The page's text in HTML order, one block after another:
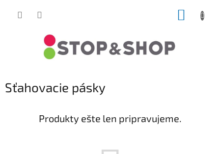
Sťahovacie pásky
Produkty ešte len pripravujeme.